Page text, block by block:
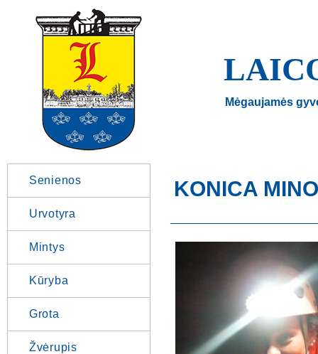
Mėgaujamės
Senienos
Urvotyra
Mintys
Kūryba
Grota
Žvėrupis
KONICA